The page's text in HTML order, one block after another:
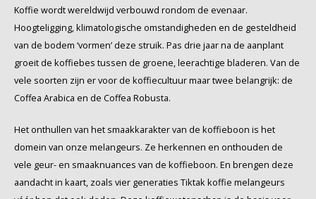
Koffie wordt wereldwijd verbouwd rondom de evenaar.
Hoogteligging, klimatologische omstandigheden en de gesteldheid
van de bodem ‘vormen’ deze struik. Pas drie jaar na de aanplant
groeit de koffiebes tussen de groene, leerachtige bladeren. Van de
vele soorten zijn er voor de koffiecultuur maar twee belangrijk: de
Coffea Arabica en de Coffea Robusta.
Het onthullen van het smaakkarakter van de koffieboon is het
domein van onze melangeurs. Ze herkennen en onthouden de
vele geur- en smaaknuances van de koffieboon. En brengen deze
aandacht in kaart, zoals vier generaties Tiktak koffie melangeurs